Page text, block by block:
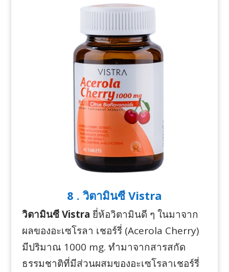
8 . วิตามินซี Vistra
วิตามินซี Vistra ยี่ห้อวิตามินดี ๆ ในมาจาก
ผลของอะเซโรลา เชอร์รี่ (Acerola Cherry)
มีปริมาณ 1000 mg. ทำมาจากสารสกัด
ธรรมชาติที่มีส่วนผสมของอะเซโรลาเชอร์รี่